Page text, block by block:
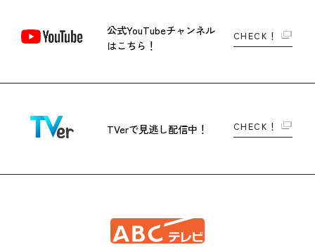
公式YouTubeチャンネル
はこちら！
CHECK！
TVerで見逃し配信中！ CHECK！